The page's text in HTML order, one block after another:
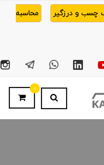
چسب و درزگیر محاسبه
0